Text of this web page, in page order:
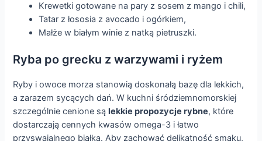
Krewetki gotowane na pary z sosem z mango i chili,
Tatar z łososia z avocado i ogórkiem,
Małże w białym winie z natką pietruszki.
Ryba po grecku z warzywami i ryżem
Ryby i owoce morza stanowią doskonałą bazę dla lekkich,
a zarazem sycących dań. W kuchni śródziemnomorskiej
szczególnie cenione sąlekkie propozycje rybne, które
dostarczają cennych kwasów omega-3 i łatwo
przyswajalnego białka. Aby zachować delikatność smaku,